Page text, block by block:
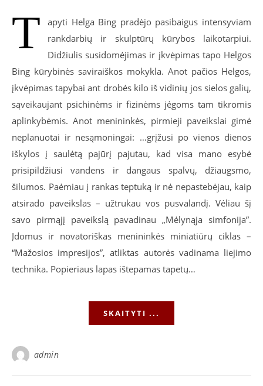
T
apyti Helga Bing pradėjo pasibaigus intensyviam
rankdarbių ir skulptūrų kūrybos laikotarpiui.
Didžiulis susidomėjimas ir įkvėpimas tapo Helgos
Bing kūrybinės saviraiškos mokykla. Anot pačios Helgos,
įkvėpimas tapybai ant drobės kilo iš vidinių jos sielos galių,
sąveikaujant psichinėms ir fizinėms jėgoms tam tikromis
aplinkybėmis. Anot menininkės, pirmieji paveikslai gimė
neplanuotai ir nesąmoningai: …grįžusi po vienos dienos
iškylos į saulėtą pajūrį pajutau, kad visa mano esybė
prisipildžiusi vandens ir dangaus spalvų, džiaugsmo,
šilumos. Paėmiau į rankas teptuką ir nė nepastebėjau, kaip
atsirado paveikslas – užtrukau vos pusvalandį. Vėliau šį
savo pirmąjį paveikslą pavadinau „Mėlynąja simfonija”.
Įdomus ir novatoriškas menininkės miniatiūrų ciklas –
“Mažosios impresijos”, atliktas autorės vadinama liejimo
technika. Popieriaus lapas ištepamas tapetų…
SKAITYTI ...
admin